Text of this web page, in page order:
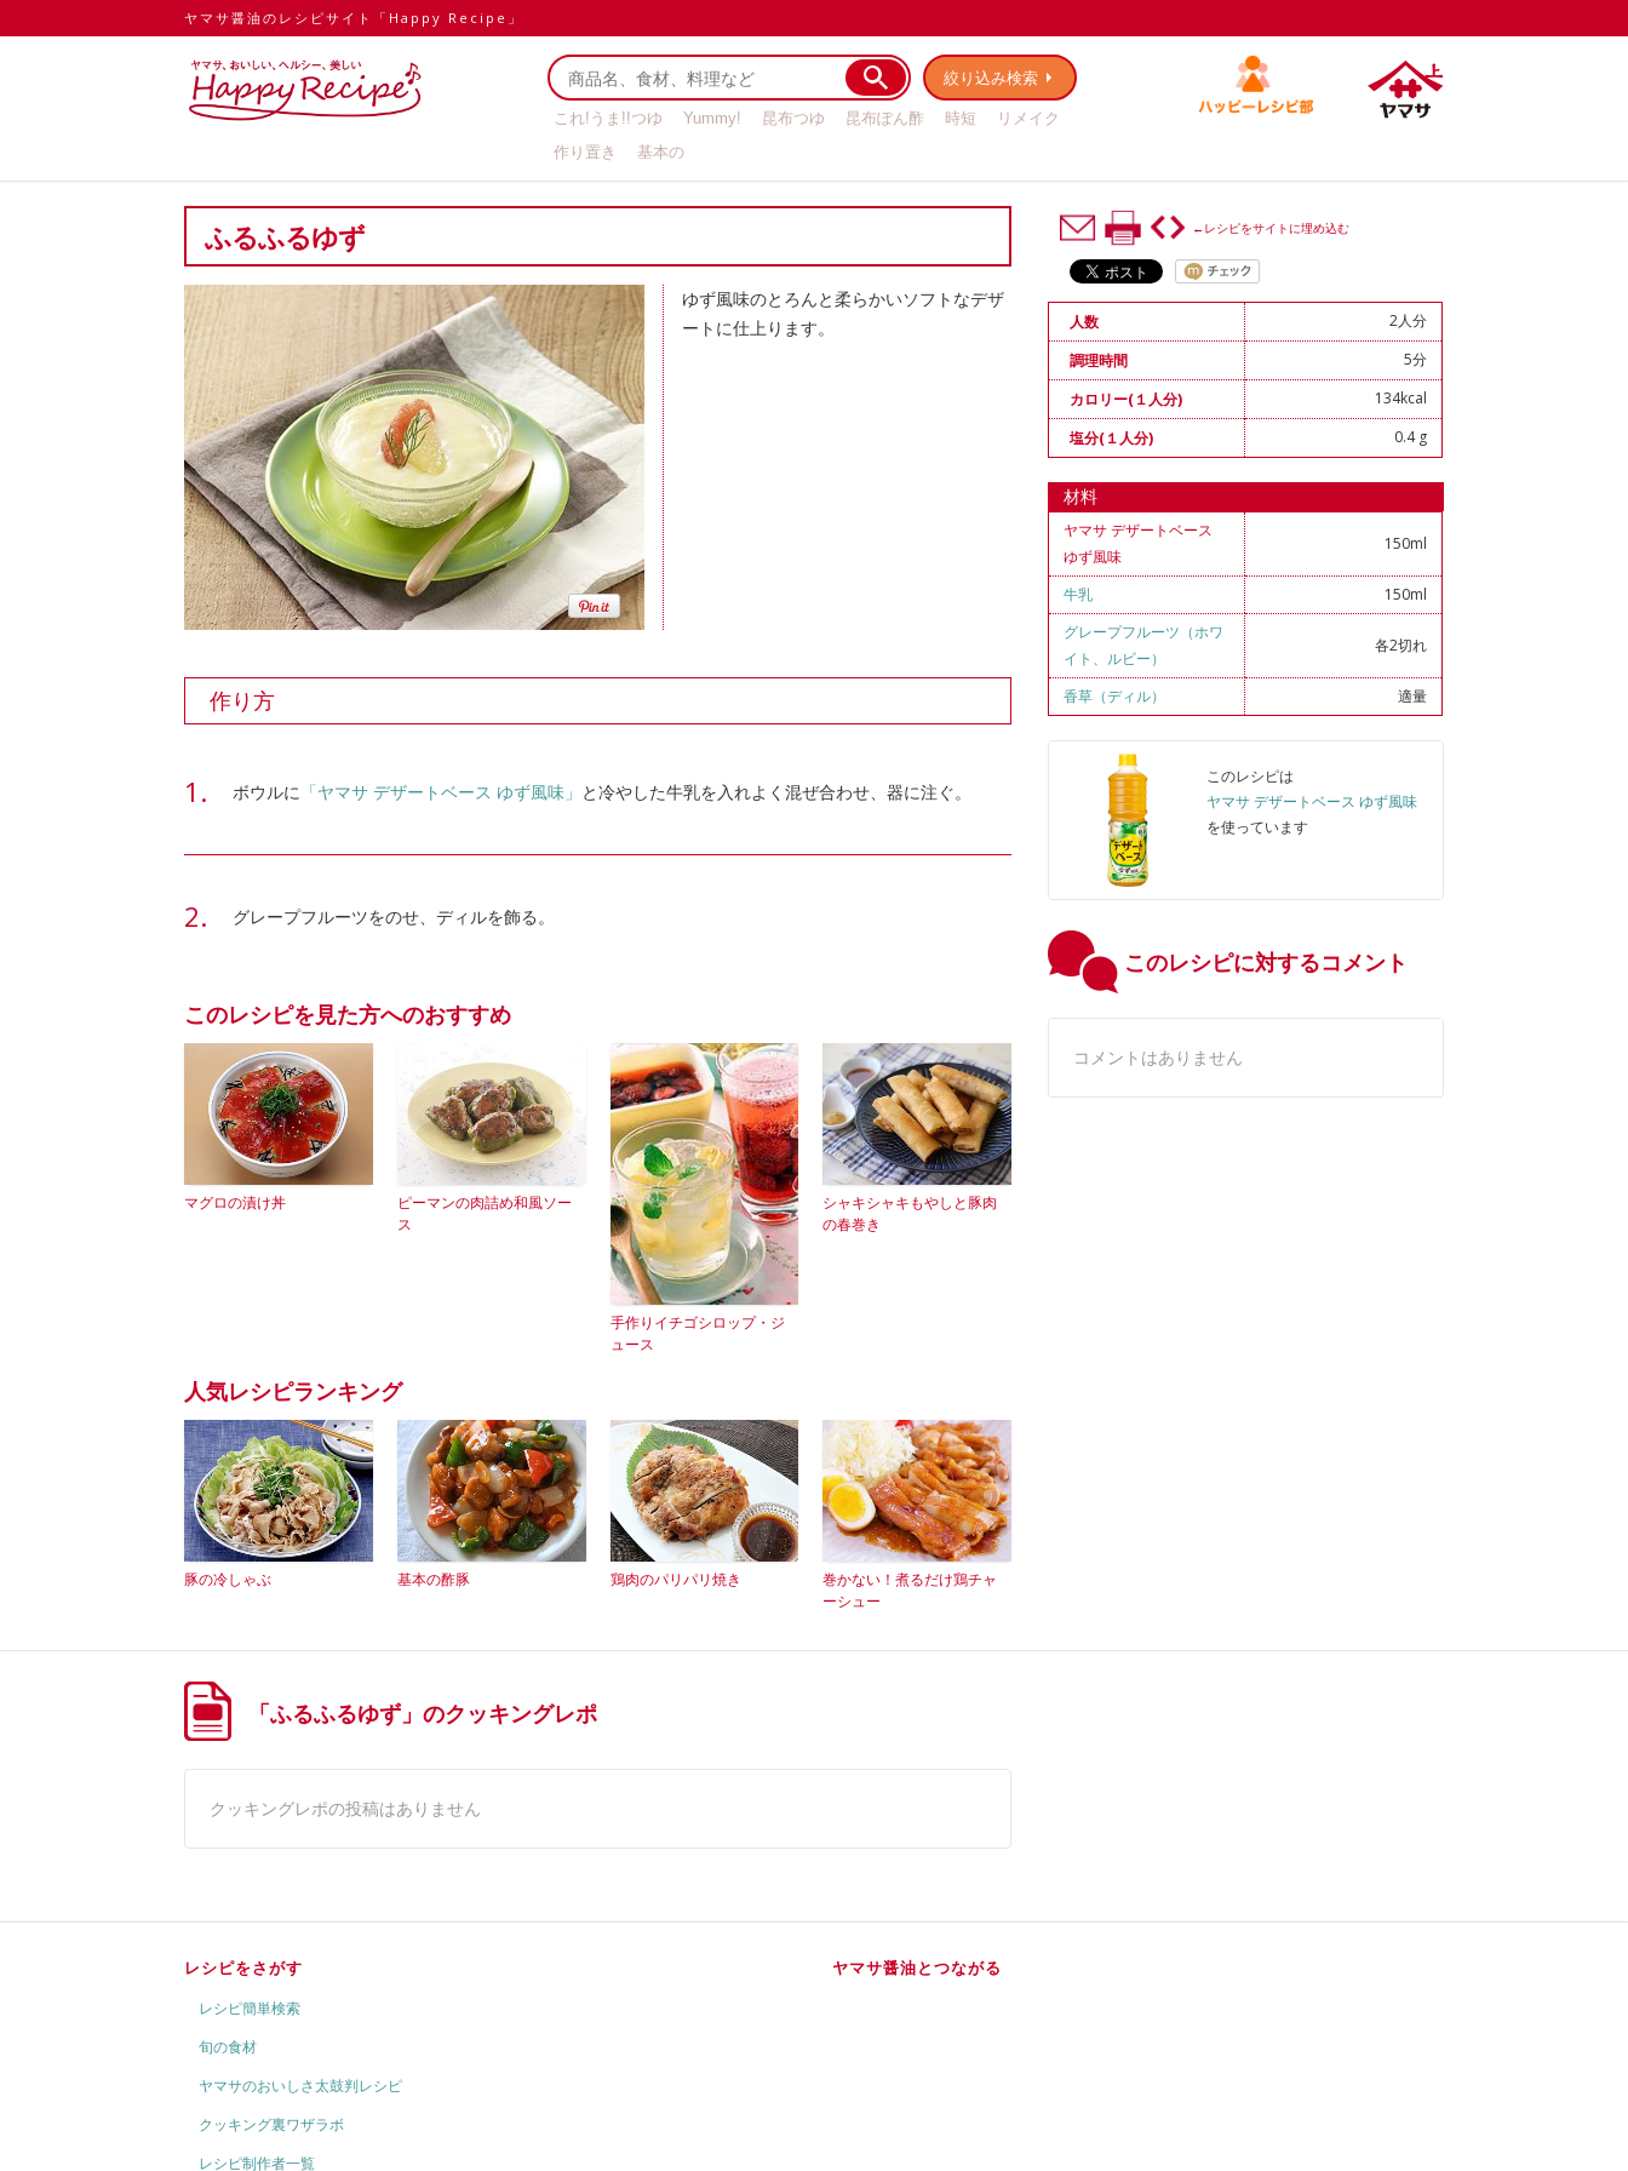
ヤマサ醤油のレシピサイト「Happy Recipe」
絞り込み検索
これ!うま!!つゆ Yummy! 昆布つゆ 昆布ぽん酢 時短
リメイク
作り置き
基本の
ふるふるゆず
ゆず風味のとろんと柔らかいソフトなデザ
ートに仕上ります。
作り方
ボウルに 「ヤマサ デザートベース ゆず風味」 と冷やした牛乳を入れよく混ぜ合わせ、器に注ぐ。
グレープフルーツをのせ、ディルを飾る。
このレシピを見た方へのおすすめ
マグロの漬け丼
ピーマンの肉詰め和風ソー
ス
手作りイチゴシロップ・ジ
ュース
シャキシャキもやしと豚肉
の春巻き
人気レシピランキング
豚の冷しゃぶ 基本の酢豚 鶏肉のパリパリ焼き
巻かない！煮るだけ鶏チャ
ーシュー
←レシピをサイトに埋め込む
人数
2人分
調理時間
5分
カロリー(１人分)
134kcal
塩分(１人分)
0.4 g
材料
ヤマサ デザートベース
ゆず風味
150ml
牛乳
150ml
グレープフルーツ（ホワ
イト、ルビー）
各2切れ
香草（ディル） 適量
このレシピは
ヤマサ デザートベース ゆず風味
を使っています
このレシピに対するコメント
コメントはありません
「ふるふるゆず」のクッキングレポ
クッキングレポの投稿はありません
レシピをさがす
レシピ簡単検索
旬の食材
ヤマサのおいしさ太鼓判レシピ
クッキング裏ワザラボ
レシピ制作者一覧
ヤマサ醤油とつながる